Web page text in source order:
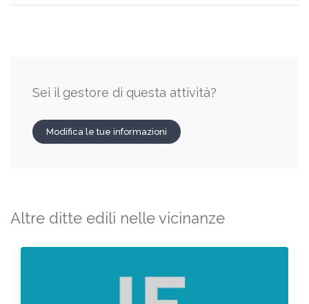
Sei il gestore di questa attività?
Modifica le tue informazioni
Altre ditte edili nelle vicinanze